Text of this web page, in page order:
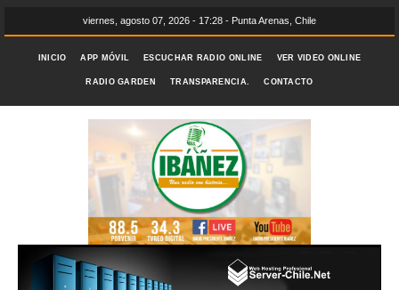
viernes, agosto 07, 2026 - 17:28 - Punta Arenas, Chile
INICIO APP MÓVIL ESCUCHAR RADIO ONLINE VER VIDEO ONLINE
RADIO GARDEN TRANSPARENCIA. CONTACTO